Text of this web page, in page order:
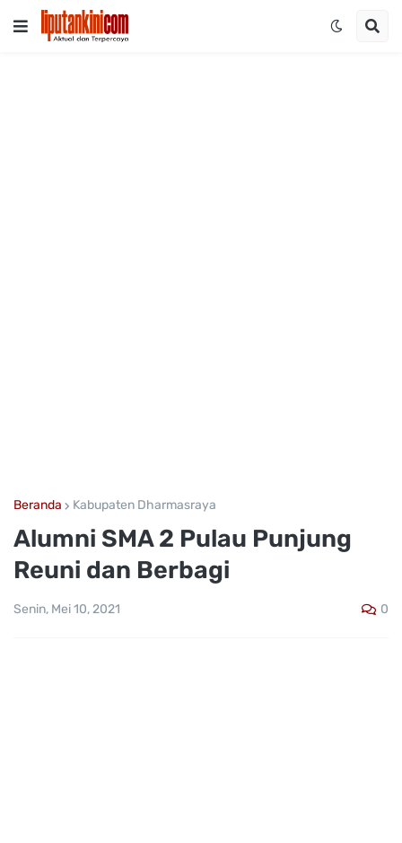
Beranda Kabupaten Dharmasraya
Alumni SMA 2 Pulau Punjung
Reuni dan Berbagi
Senin, Mei 10, 2021 0